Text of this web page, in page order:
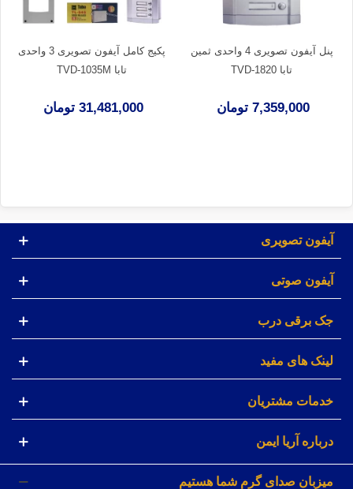
پنل آیفون تصویری 4 واحدی ثمین
تابا TVD-1820
7,359,000 تومان
پکیج کامل آیفون تصویری 3 واحدی
تابا TVD-1035M
31,481,000 تومان
آیفون تصویری
آیفون صوتی
جک برقی درب
لینک های مفید
خدمات مشتریان
درباره آریا ایمن
میزبان صدای گرم شما هستیم